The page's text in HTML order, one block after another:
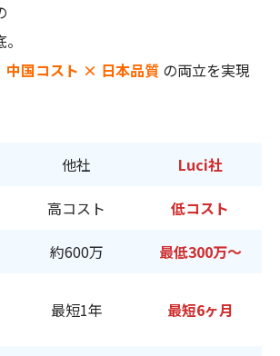
中国コスト × 日本品質 の両立を実現
他社 Luci社
高コスト
低コスト
約600万
最低300万～
最短1年 最短6ヶ月